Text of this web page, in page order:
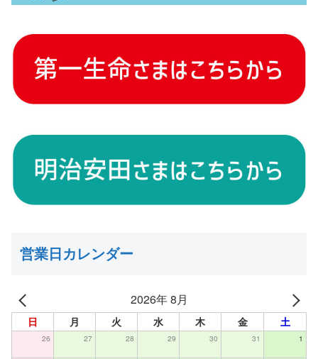
営業日カレンダー
2026年 8月
日 月 火 水 木 金 土
26 27 28 29 30 31 1